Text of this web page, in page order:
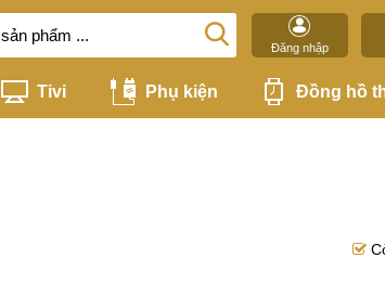
Đăng nhập
Tivi Phụ kiện Đồng hồ